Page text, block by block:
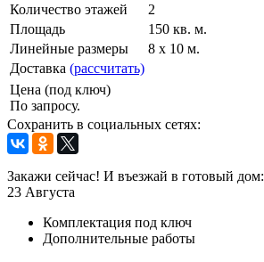
Количество этажей
2
Площадь
150 кв. м.
Линейные размеры
8 x 10 м.
Доставка (рассчитать)
Цена (под ключ)
По запросу.
Сохранить в социальных сетях:
Закажи сейчас! И въезжай в готовый дом:
23 Августа
Комплектация под ключ
Дополнительные работы